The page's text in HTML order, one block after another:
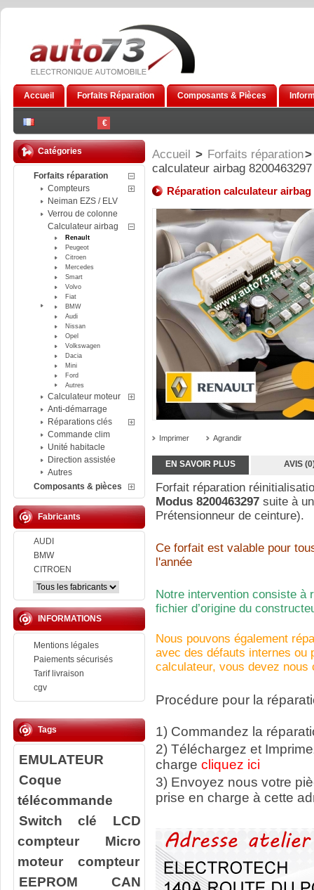
€
Accueil Forfaits Réparation Composants & Pièces
Catégories
Forfaits réparation
Compteurs
Neiman EZS / ELV
Verrou de colonne
Calculateur airbag
Renault
Peugeot
Citroen
Mercedes
Smart
Volvo
Fiat
BMW
Audi
Nissan
Opel
Volkswagen
Dacia
Mini
Ford
Autres
Calculateur moteur
Anti-démarrage
Réparations clés
Commande clim
Unité habitacle
Direction assistée
Autres
Composants & pièces
Fabricants
AUDI
BMW
CITROEN
INFORMATIONS
Mentions légales
Paiements sécurisés
Tarif livraison
cgv
Tags
EMULATEUR
Coque
télécommande
Switch clé
LCD
compteur
Micro
moteur compteur
EEPROM
CAN
Accueil > Forfaits réparation>
calculateur airbag 8200463297
Réparation calculateur airbag
Imprimer Agrandir
EN SAVOIR PLUS AVIS
Forfait réparation
Modus 8200463297 suite à
Prétensionneur de ceinture).
Ce forfait est valable pour
l'année
Notre intervention consiste
fichier d’origine du
Nous pouvons également
avec des défauts internes ou
calculateur, vous devez
Procédure pour la
1) Commandez la
2) Téléchargez et
charge cliquez ici
3) Envoyez nous votre
prise en charge à cette